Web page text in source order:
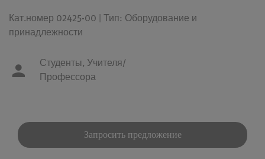
Кат.номер 02425-00 | Тип: Оборудование и
принадлежности
Студенты, Учителя/
Профессора
Запросить предложение